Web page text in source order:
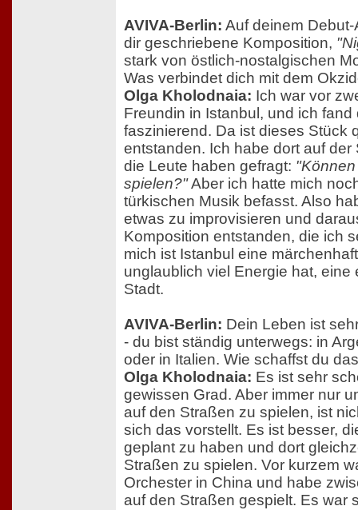
AVIVA-Berlin: Auf deinem
dir geschriebene Komposition,
stark von östlich-nostalgischen
Was verbindet dich mit dem
Olga Kholodnaia: Ich war vor
Freundin in Istanbul, und ich fand
faszinierend. Da ist dieses Stück
entstanden. Ich habe dort auf
die Leute haben gefragt:
spielen?"Aber ich hatte mich
türkischen Musik befasst. Also
etwas zu improvisieren und
Komposition entstanden, die ich
mich ist Istanbul eine
unglaublich viel Energie hat, eine
Stadt.
AVIVA-Berlin: Dein Leben ist
- du bist ständig unterwegs: in
oder in Italien. Wie schaffst du
Olga Kholodnaia: Es ist sehr
gewissen Grad. Aber immer nur
auf den Straßen zu spielen, ist
sich das vorstellt. Es ist besser,
geplant zu haben und dort
Straßen zu spielen. Vor kurzem
Orchester in China und habe
auf den Straßen gespielt. Es war